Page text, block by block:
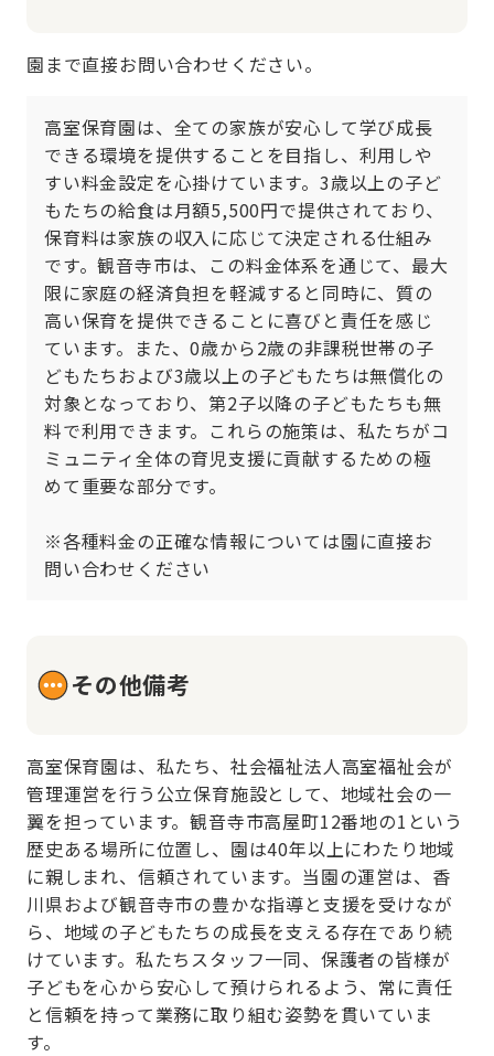
園まで直接お問い合わせください。
高室保育園は、全ての家族が安心して学び成長
できる環境を提供することを目指し、利用しや
すい料金設定を心掛けています。3歳以上の子ど
もたちの給食は月額5,500円で提供されており、
保育料は家族の収入に応じて決定される仕組み
です。観音寺市は、この料金体系を通じて、最大
限に家庭の経済負担を軽減すると同時に、質の
高い保育を提供できることに喜びと責任を感じ
ています。また、0歳から2歳の非課税世帯の子
どもたちおよび3歳以上の子どもたちは無償化の
対象となっており、第2子以降の子どもたちも無
料で利用できます。これらの施策は、私たちがコ
ミュニティ全体の育児支援に貢献するための極
めて重要な部分です。
※各種料金の正確な情報については園に直接お
問い合わせください
その他備考
高室保育園は、私たち、社会福祉法人高室福祉会が
管理運営を行う公立保育施設として、地域社会の一
翼を担っています。観音寺市高屋町12番地の1という
歴史ある場所に位置し、園は40年以上にわたり地域
に親しまれ、信頼されています。当園の運営は、香
川県および観音寺市の豊かな指導と支援を受けなが
ら、地域の子どもたちの成長を支える存在であり続
けています。私たちスタッフ一同、保護者の皆様が
子どもを心から安心して預けられるよう、常に責任
と信頼を持って業務に取り組む姿勢を貫いていま
す。